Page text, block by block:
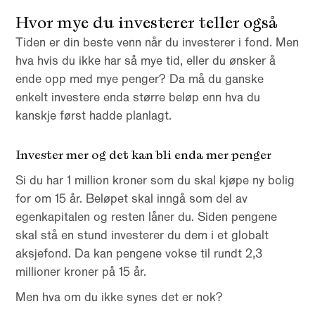
Hvor mye du investerer teller også
Tiden er din beste venn når du investerer i fond. Men
hva hvis du ikke har så mye tid, eller du ønsker å
ende opp med mye penger? Da må du ganske
enkelt investere enda større beløp enn hva du
kanskje først hadde planlagt.
Invester mer og det kan bli enda mer penger
Si du har 1 million kroner som du skal kjøpe ny bolig
for om 15 år. Beløpet skal inngå som del av
egenkapitalen og resten låner du. Siden pengene
skal stå en stund investerer du dem i et globalt
aksjefond. Da kan pengene vokse til rundt 2,3
millioner kroner på 15 år.
Men hva om du ikke synes det er nok?